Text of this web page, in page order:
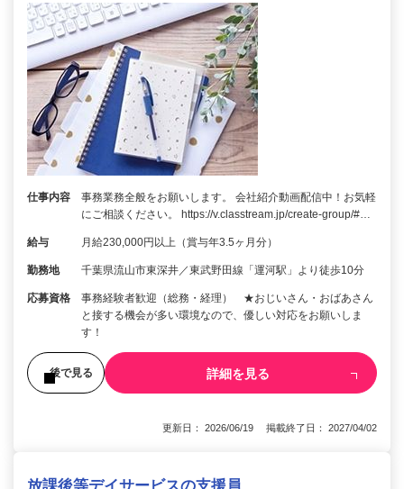
仕事内容
事務業務全般をお願いします。 会社紹介動画配信中！お気軽
にご相談ください。 https://v.classtream.jp/create-group/#…
給与 月給230,000円以上（賞与年3.5ヶ月分）
勤務地 千葉県流山市東深井／東武野田線「運河駅」より徒歩10分
応募資格
事務経験者歓迎（総務・経理） ★おじいさん・おばあさん
と接する機会が多い環境なので、優しい対応をお願いしま
す！
後で見る 詳細を見る
更新日： 2026/06/19 掲載終了日： 2027/04/02